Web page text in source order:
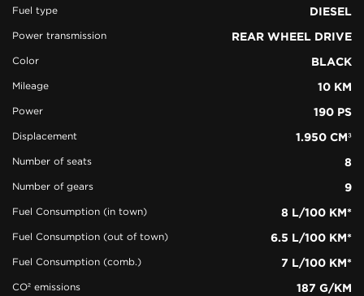
view all
Fuel type DIESEL
Power transmission REAR WHEEL DRIVE
Color BLACK
Mileage 10 KM
Power 190 PS
Displacement 1.950 CM³
Number of seats 8
Number of gears 9
Fuel Consumption (in town) 8 L/100 KM*
Fuel Consumption (out of town) 6.5 L/100 KM*
Fuel Consumption (comb.) 7 L/100 KM*
CO² emissions 187 G/KM